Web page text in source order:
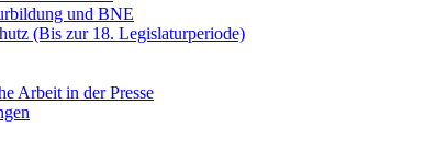
und BNE
(Bis zur 18. Legislaturperiode)
Arbeit in der Presse